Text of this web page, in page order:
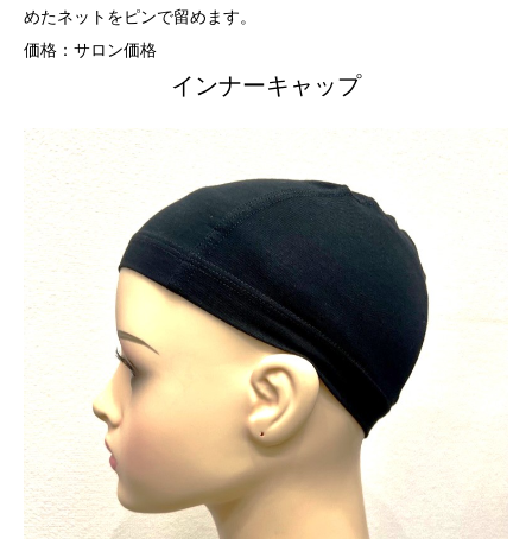
めたネットをピンで留めます。
価格：サロン価格
インナーキャップ